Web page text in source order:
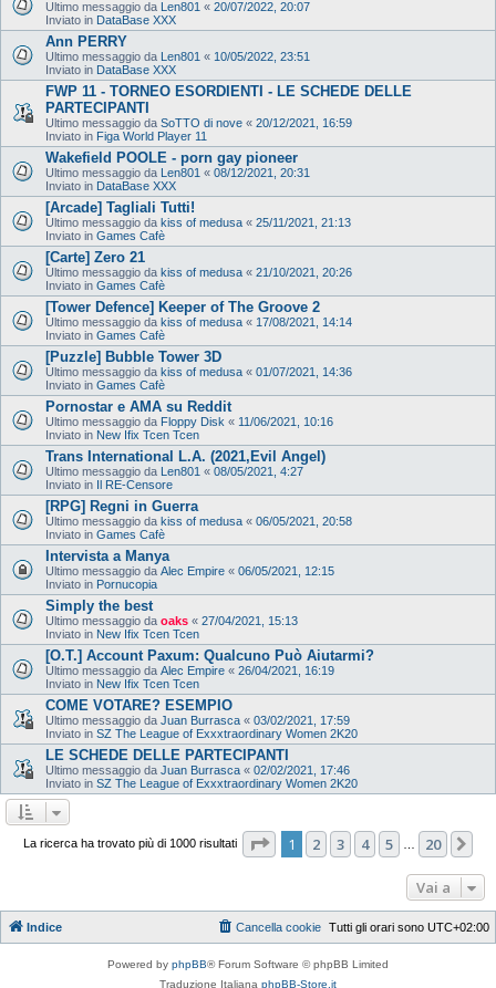
Ultimo messaggio da Len801 « 20/07/2022, 20:07
Inviato in DataBase XXX
Ann PERRY
Ultimo messaggio da Len801 « 10/05/2022, 23:51
Inviato in DataBase XXX
FWP 11 - TORNEO ESORDIENTI - LE SCHEDE DELLE
PARTECIPANTI
Ultimo messaggio da SoTTO di nove « 20/12/2021, 16:59
Inviato in Figa World Player 11
Wakefield POOLE - porn gay pioneer
Ultimo messaggio da Len801 « 08/12/2021, 20:31
Inviato in DataBase XXX
[Arcade] Tagliali Tutti!
Ultimo messaggio da kiss of medusa « 25/11/2021, 21:13
Inviato in Games Cafè
[Carte] Zero 21
Ultimo messaggio da kiss of medusa « 21/10/2021, 20:26
Inviato in Games Cafè
[Tower Defence] Keeper of The Groove 2
Ultimo messaggio da kiss of medusa « 17/08/2021, 14:14
Inviato in Games Cafè
[Puzzle] Bubble Tower 3D
Ultimo messaggio da kiss of medusa « 01/07/2021, 14:36
Inviato in Games Cafè
Pornostar e AMA su Reddit
Ultimo messaggio da Floppy Disk « 11/06/2021, 10:16
Inviato in New Ifix Tcen Tcen
Trans International L.A. (2021,Evil Angel)
Ultimo messaggio da Len801 « 08/05/2021, 4:27
Inviato in Il RE-Censore
[RPG] Regni in Guerra
Ultimo messaggio da kiss of medusa « 06/05/2021, 20:58
Inviato in Games Cafè
Intervista a Manya
Ultimo messaggio da Alec Empire « 06/05/2021, 12:15
Inviato in Pornucopia
Simply the best
Ultimo messaggio da oaks « 27/04/2021, 15:13
Inviato in New Ifix Tcen Tcen
[O.T.] Account Paxum: Qualcuno Può Aiutarmi?
Ultimo messaggio da Alec Empire « 26/04/2021, 16:19
Inviato in New Ifix Tcen Tcen
COME VOTARE? ESEMPIO
Ultimo messaggio da Juan Burrasca « 03/02/2021, 17:59
Inviato in SZ The League of Exxxtraordinary Women 2K20
LE SCHEDE DELLE PARTECIPANTI
Ultimo messaggio da Juan Burrasca « 02/02/2021, 17:46
Inviato in SZ The League of Exxxtraordinary Women 2K20
La ricerca ha trovato più di 1000 risultati Pagina di 20
1 2 3 4 5 20
Vai a
Indice Tutti gli orari sono UTC+02:00
Cancella cookie
Powered by phpBB® Forum Software © phpBB Limited
Traduzione Italiana phpBB-Store.it